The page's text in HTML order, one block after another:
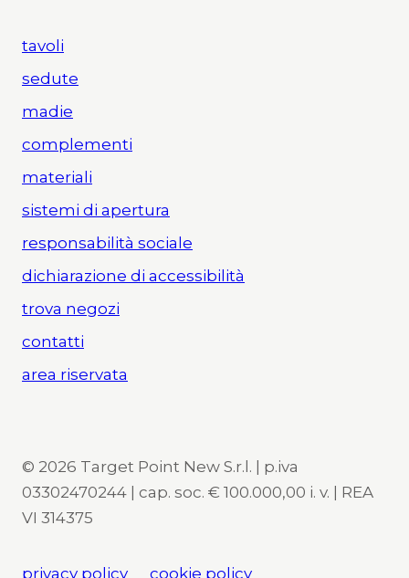
tavoli
sedute
madie
complementi
materiali
sistemi di apertura
responsabilità sociale
dichiarazione di accessibilità
trova negozi
contatti
area riservata
© 2026 Target Point New S.r.l. | p.iva
03302470244 | cap. soc. € 100.000,00 i. v. | REA
VI 314375
privacy policy cookie policy